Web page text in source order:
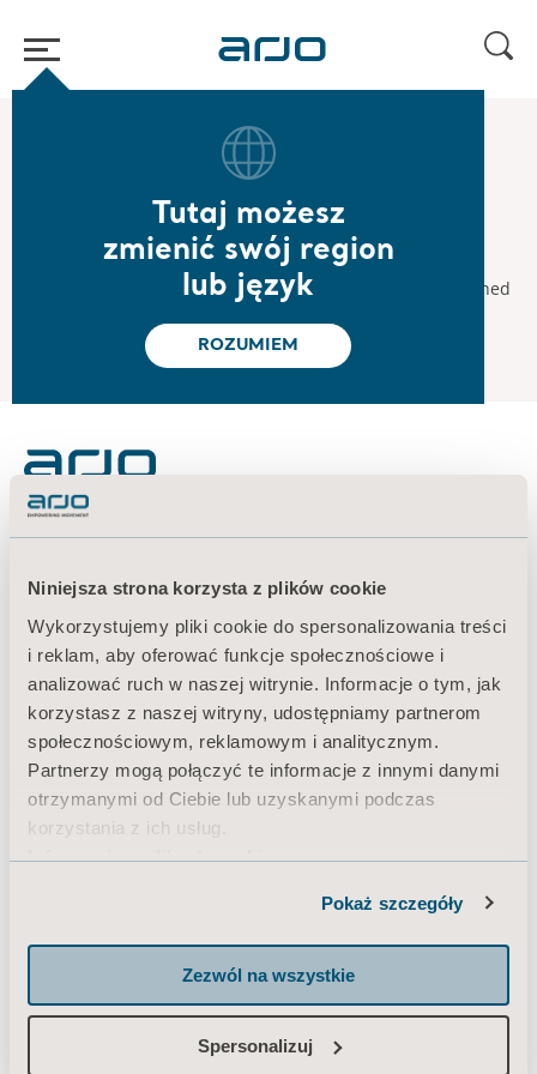
Niniejsza strona korzysta z plików cookie
Wykorzystujemy pliki cookie do spersonalizowania treści
i reklam, aby oferować funkcje społecznościowe i
analizować ruch w naszej witrynie. Informacje o tym, jak
korzystasz z naszej witryny, udostępniamy partnerom
społecznościowym, reklamowym i analitycznym.
Partnerzy mogą połączyć te informacje z innymi danymi
otrzymanymi od Ciebie lub uzyskanymi podczas
korzystania z ich usług.
Informacja o plikach cookie
Pokaż szczegóły
Zezwól na wszystkie
Spersonalizuj
Tutaj możesz
zmienić swój region
lub język
ROZUMIEM
Interim report January-March 2018
Interim report January-March 2018
The interim report for January-March 2018 will be published
About us
Produkty
Usługi i rozwiązania
Wiedza
O nas
Kontakt
Inwestorzy
MediaBank